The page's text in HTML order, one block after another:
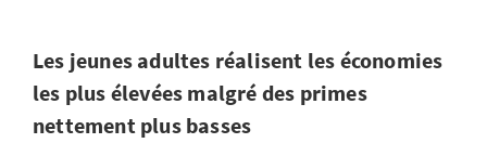
Les jeunes adultes réalisent les économies
les plus élevées malgré des primes
nettement plus basses